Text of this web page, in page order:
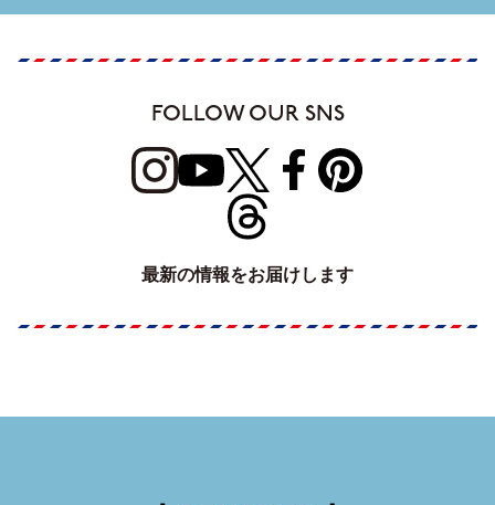
FOLLOW OUR SNS
最新の情報をお届けします